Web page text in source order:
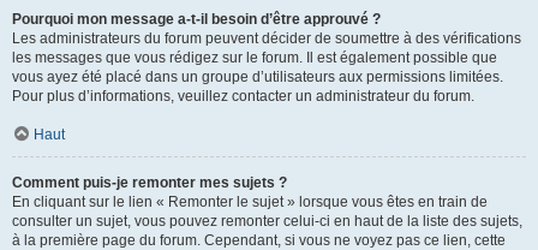
Pourquoi mon message a-t-il besoin d’être approuvé ?
Les administrateurs du forum peuvent décider de soumettre à des vérifications
les messages que vous rédigez sur le forum. Il est également possible que
vous ayez été placé dans un groupe d’utilisateurs aux permissions limitées.
Pour plus d’informations, veuillez contacter un administrateur du forum.
Haut
Comment puis-je remonter mes sujets ?
En cliquant sur le lien « Remonter le sujet » lorsque vous êtes en train de
consulter un sujet, vous pouvez remonter celui-ci en haut de la liste des sujets,
à la première page du forum. Cependant, si vous ne voyez pas ce lien, cette